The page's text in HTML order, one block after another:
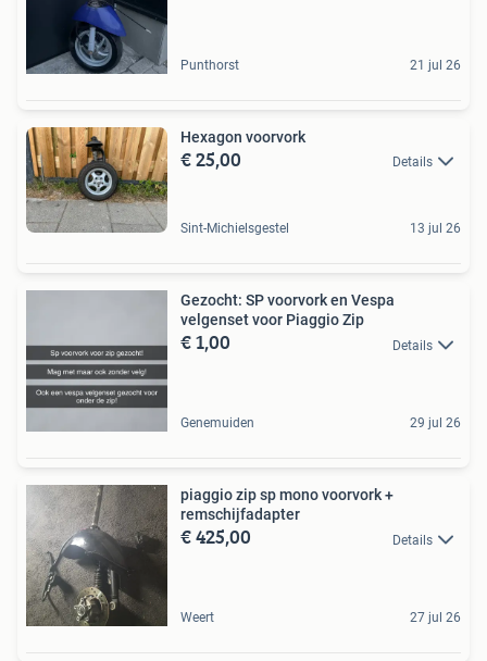
Punthorst 21 jul 26
Hexagon voorvork
€ 25,00 Details
Sint-Michielsgestel 13 jul 26
Gezocht: SP voorvork en Vespa
velgenset voor Piaggio Zip
€ 1,00 Details
Genemuiden 29 jul 26
piaggio zip sp mono voorvork +
remschijfadapter
€ 425,00 Details
Weert 27 jul 26